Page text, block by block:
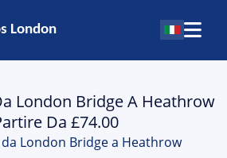
London
London Bridge A Heathrow
Da £74.00
da London Bridge a Heathrow